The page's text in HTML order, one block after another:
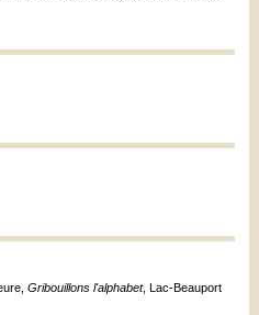
Gribouillons l'alphabet, Lac-Beauport